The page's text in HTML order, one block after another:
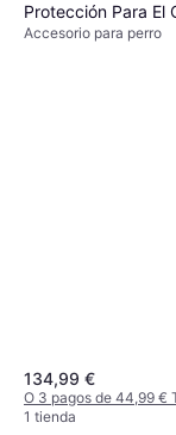
Protección Para El
- 145 cm
Accesorio para perro
134,99 €
O 3 pagos de 44,99 €
1 tienda